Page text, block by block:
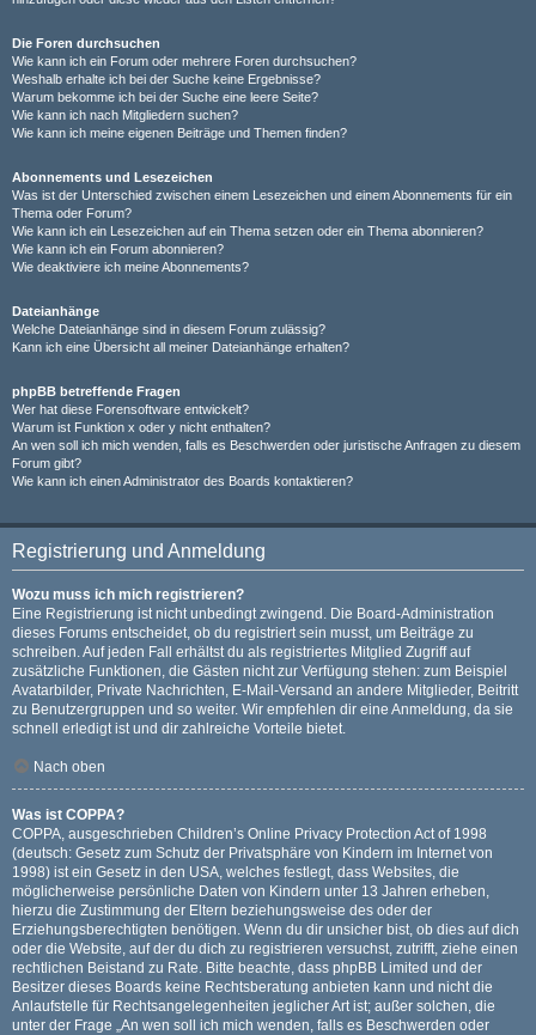
Die Foren durchsuchen
Wie kann ich ein Forum oder mehrere Foren durchsuchen?
Weshalb erhalte ich bei der Suche keine Ergebnisse?
Warum bekomme ich bei der Suche eine leere Seite?
Wie kann ich nach Mitgliedern suchen?
Wie kann ich meine eigenen Beiträge und Themen finden?
Abonnements und Lesezeichen
Was ist der Unterschied zwischen einem Lesezeichen und einem Abonnements für ein
Thema oder Forum?
Wie kann ich ein Lesezeichen auf ein Thema setzen oder ein Thema abonnieren?
Wie kann ich ein Forum abonnieren?
Wie deaktiviere ich meine Abonnements?
Dateianhänge
Welche Dateianhänge sind in diesem Forum zulässig?
Kann ich eine Übersicht all meiner Dateianhänge erhalten?
phpBB betreffende Fragen
Wer hat diese Forensoftware entwickelt?
Warum ist Funktion x oder y nicht enthalten?
An wen soll ich mich wenden, falls es Beschwerden oder juristische Anfragen zu diesem
Forum gibt?
Wie kann ich einen Administrator des Boards kontaktieren?
Registrierung und Anmeldung
Wozu muss ich mich registrieren?
Eine Registrierung ist nicht unbedingt zwingend. Die Board-Administration
dieses Forums entscheidet, ob du registriert sein musst, um Beiträge zu
schreiben. Auf jeden Fall erhältst du als registriertes Mitglied Zugriff auf
zusätzliche Funktionen, die Gästen nicht zur Verfügung stehen: zum Beispiel
Avatarbilder, Private Nachrichten, E-Mail-Versand an andere Mitglieder, Beitritt
zu Benutzergruppen und so weiter. Wir empfehlen dir eine Anmeldung, da sie
schnell erledigt ist und dir zahlreiche Vorteile bietet.
Nach oben
Was ist COPPA?
COPPA, ausgeschrieben Children’s Online Privacy Protection Act of 1998
(deutsch: Gesetz zum Schutz der Privatsphäre von Kindern im Internet von
1998) ist ein Gesetz in den USA, welches festlegt, dass Websites, die
möglicherweise persönliche Daten von Kindern unter 13 Jahren erheben,
hierzu die Zustimmung der Eltern beziehungsweise des oder der
Erziehungsberechtigten benötigen. Wenn du dir unsicher bist, ob dies auf dich
oder die Website, auf der du dich zu registrieren versuchst, zutrifft, ziehe einen
rechtlichen Beistand zu Rate. Bitte beachte, dass phpBB Limited und der
Besitzer dieses Boards keine Rechtsberatung anbieten kann und nicht die
Anlaufstelle für Rechtsangelegenheiten jeglicher Art ist; außer solchen, die
unter der Frage „An wen soll ich mich wenden, falls es Beschwerden oder